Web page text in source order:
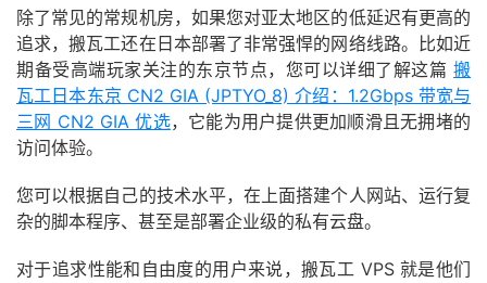
除了常见的常规机房，如果您对亚太地区的低延迟有更高的
追求，搬瓦工还在日本部署了非常强悍的网络线路。比如近
期备受高端玩家关注的东京节点，您可以详细了解这篇 搬
瓦工日本东京 CN2 GIA (JPTYO_8) 介绍：1.2Gbps 带宽与
三网 CN2 GIA 优选，它能为用户提供更加顺滑且无拥堵的
访问体验。
您可以根据自己的技术水平，在上面搭建个人网站、运行复
杂的脚本程序、甚至是部署企业级的私有云盘。
对于追求性能和自由度的用户来说，搬瓦工 VPS 就是他们